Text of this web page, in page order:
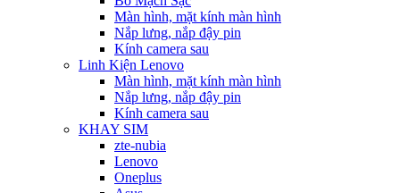
Màn hình, mặt kính màn hình
Nắp lưng, nắp đậy pin
Kính camera sau
Linh Kiện Lenovo
Màn hình, mặt kính màn hình
Nắp lưng, nắp đậy pin
Kính camera sau
KHAY SIM
zte-nubia
Lenovo
Oneplus